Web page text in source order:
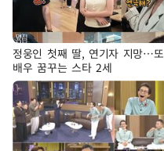
정웅인 첫째 딸, 연기자 지망…또
배우 꿈꾸는 스타 2세